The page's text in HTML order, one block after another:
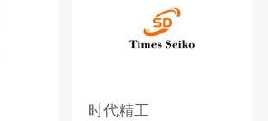
时代精工